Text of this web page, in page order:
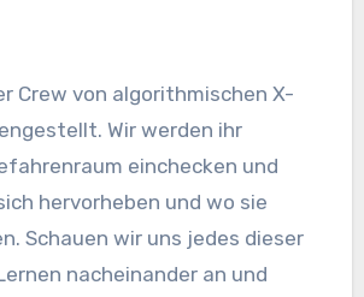
Crew von algorithmischen X-
Wir werden ihr
einchecken und
hervorheben und wo sie
Schauen wir uns jedes dieser
nacheinander an und